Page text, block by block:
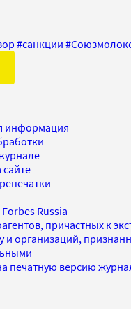
#санкции #
информация
Russia
причастных к
и организаций,
печатную версию